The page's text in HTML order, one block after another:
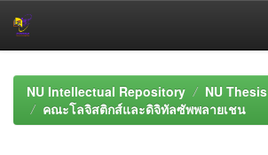
navigationNU Intellectual Repository
NU Thesis
คณะโลจิสติกส์และดิจิทัลซัพพลายเชน